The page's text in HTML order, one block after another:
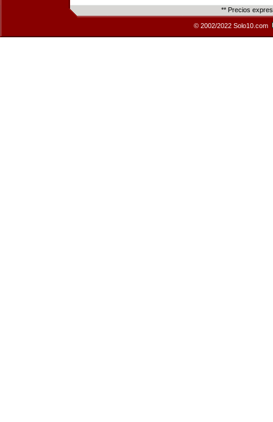
** Precios
© 2002/2022 Solo10.com